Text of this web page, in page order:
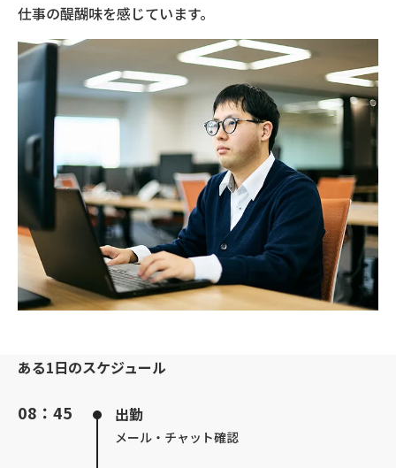
仕事の醍醐味を感じています。
ある1日のスケジュール
08：45 出勤
メール・チャット確認